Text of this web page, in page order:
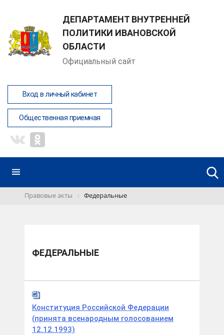
ДЕПАРТАМЕНТ ВНУТРЕННЕЙ
ПОЛИТИКИ ИВАНОВСКОЙ
ОБЛАСТИ
Официальный сайт
Вход в личный кабинет
Общественная приемная
Правовые акты Федеральные
ФЕДЕРАЛЬНЫЕ
Конституция Российской Федерации
(принята всенародным голосованием
12.12.1993)